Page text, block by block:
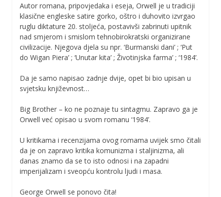
Autor romana, pripovjedaka i eseja, Orwell je u tradiciji
klasične engleske satire gorko, oštro i duhovito izvrgao
ruglu diktature 20. stoljeća, postavivši zabrinuti upitnik
nad smjerom i smislom tehnobirokratski organizirane
civilizacije. Njegova djela su npr. ‘Burmanski dani’ ; ‘Put
do Wigan Piera’ ; ‘Unutar kita’ ; Životinjska farma’ ; ‘1984’.
Da je samo napisao zadnje dvije, opet bi bio upisan u
svjetsku književnost…
Big Brother – ko ne poznaje tu sintagmu. Zapravo ga je
Orwell već opisao u svom romanu ‘1984’.
U kritikama i recenzijama ovog romama uvijek smo čitali
da je on zapravo kritika komunizma i staljinizma, ali
danas znamo da se to isto odnosi i na zapadni
imperijalizam i sveopću kontrolu ljudi i masa.
George Orwell se ponovo čita!